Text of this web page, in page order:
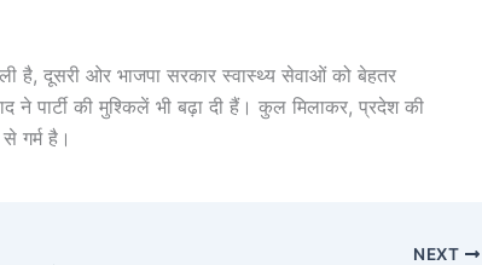
है, दूसरी ओर भाजपा सरकार स्वास्थ्य सेवाओं को बेहतर
ने पार्टी की मुश्किलें भी बढ़ा दी हैं। कुल मिलाकर, प्रदेश की
गर्म है।
NEXT